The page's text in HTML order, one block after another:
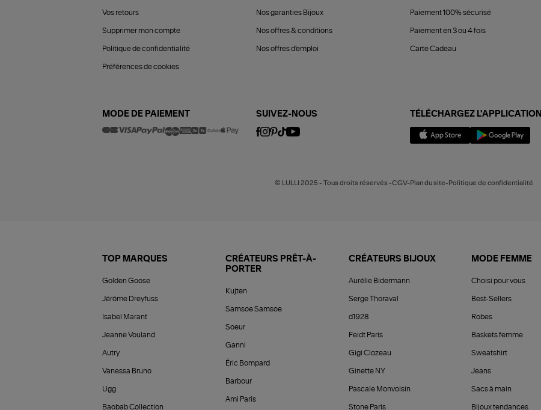
Vos retours
Supprimer mon compte
Politique de confidentialité
Préférences de cookies
Nos garanties Bijoux
Nos offres & conditions
Nos offres d'emploi
Paiement 100% sécurisé
Paiement en 3 ou 4 fois
Carte Cadeau
MODE DE PAIEMENT SUIVEZ-NOUS TÉLÉCHARGEZ L'APPLICATION
© LULLI 2025 - Tous droits réservés -CGV-Plan du site-Politique de confidentialité
TOP MARQUES
Golden Goose
Jérôme Dreyfuss
Isabel Marant
Jeanne Vouland
Autry
Vanessa Bruno
Ugg
Baobab Collection
CRÉATEURS PRÊT-À-
PORTER
Kujten
Samsoe Samsoe
Soeur
Ganni
Éric Bompard
Barbour
Ami Paris
CRÉATEURS BIJOUX
Aurélie Bidermann
Serge Thoraval
d1928
Feidt Paris
Gigi Clozeau
Ginette NY
Pascale Monvoisin
Stone Paris
MODE FEMME
Choisi pour vous
Best-Sellers
Robes
Baskets femme
Sweatshirt
Jeans
Sacs à main
Bijoux tendances